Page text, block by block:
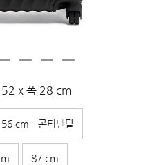
x 폭 28 cm
56 cm - 콘티넨탈
87 cm